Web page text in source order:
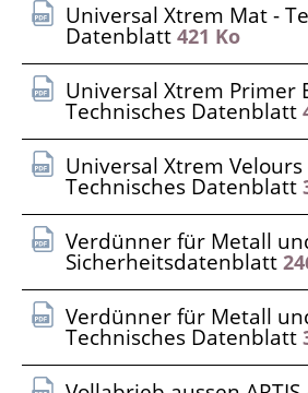
Universal Xtrem Mat -
Datenblatt 421 Ko
Universal Xtrem Primer
Technisches Datenblatt
Universal Xtrem Velours
Technisches Datenblatt
Verdünner für Metall
Sicherheitsdatenblatt
Verdünner für Metall
Technisches Datenblatt